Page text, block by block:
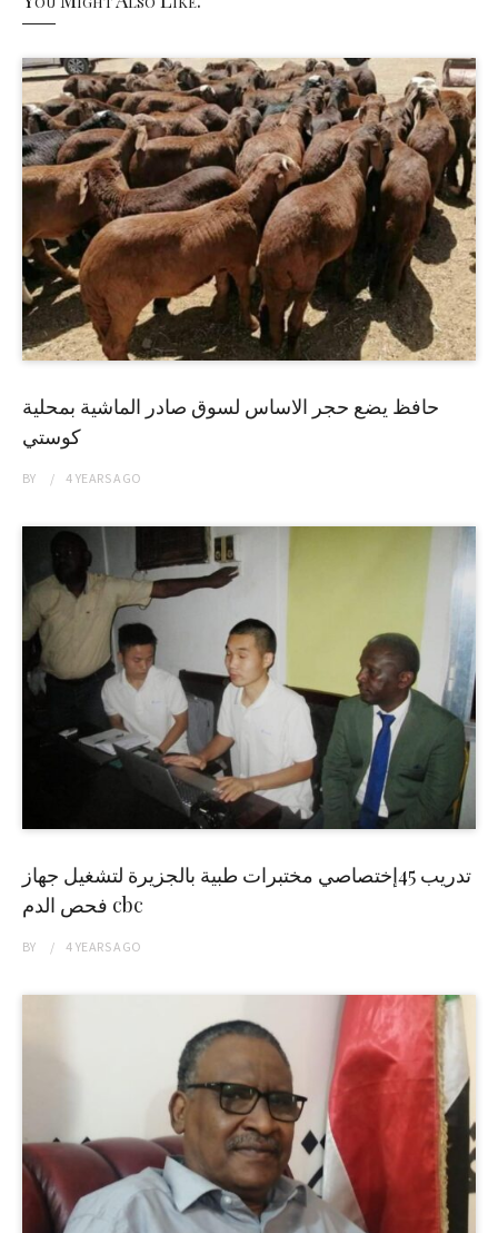
حافظ يضع حجر الاساس لسوق صادر الماشية بمحلية
كوستي
BY 4 YEARSAGO
تدريب 45إختصاصي مختبرات طبية بالجزيرة لتشغيل جهاز
فحص الدم cbc
BY 4 YEARSAGO